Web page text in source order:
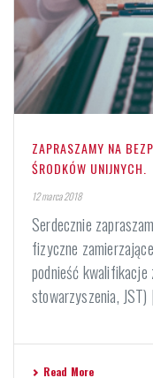
ZAPRASZAMY NA
ŚRODKÓW UNIJNYCH.
12 marca 2018
Serdecznie
fizyczne
podnieść kwalifikacje
stowarzyszenia, JST)
Read More